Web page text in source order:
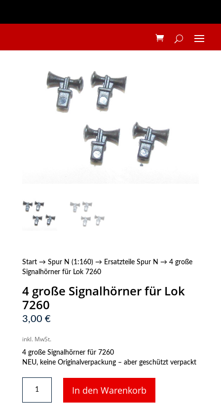
Start→ Spur N (1:160)→ Ersatzteile Spur N → 4 große
Signalhörner für Lok 7260
4 große Signalhörner für Lok
7260
3,00 €
inkl. MwSt.
4 große Signalhörner für 7260
NEU, keine Originalverpackung – aber geschützt verpackt
große
Signalhörner
In den Warenkorb